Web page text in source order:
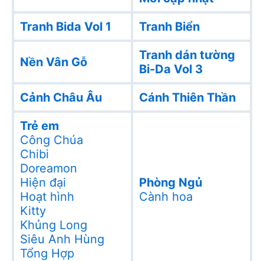
Tranh Bida Vol 1
Tranh Biển
Nền Vân Gỗ
Tranh dán tường
Bi-Da Vol 3
Cảnh Châu Âu
Cánh Thiên Thần
Trẻ em
Công Chúa
Chibi
Doreamon
Hiện đại
Hoạt hình
Kitty
Khủng Long
Siêu Anh Hùng
Tổng Hợp
Phòng Ngủ
Cành hoa